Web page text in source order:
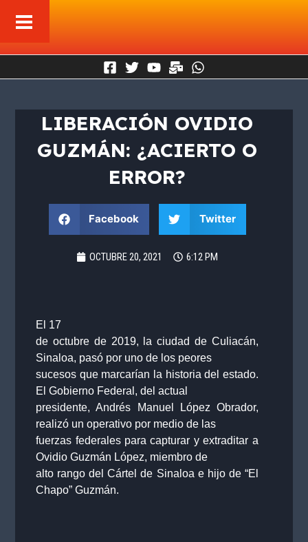
contenido
LIBERACIÓN OVIDIO
GUZMÁN: ¿ACIERTO O
ERROR?
Facebook Twitter
OCTUBRE 20, 2021 6:12 PM
El 17
de octubre de 2019, la ciudad de Culiacán,
Sinaloa, pasó por uno de los peores
sucesos que marcarían la historia del estado.
El Gobierno Federal, del actual
presidente, Andrés Manuel López Obrador,
realizó un operativo por medio de las
fuerzas federales para capturar y extraditar a
Ovidio Guzmán López, miembro de
alto rango del Cártel de Sinaloa e hijo de “El
Chapo” Guzmán.